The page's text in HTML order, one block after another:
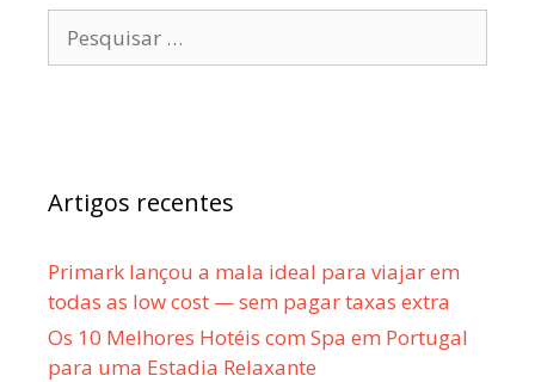
por:
Artigos recentes
Primark lançou a mala ideal para viajar em
todas as low cost — sem pagar taxas extra
Os 10 Melhores Hotéis com Spa em Portugal
para uma Estadia Relaxante